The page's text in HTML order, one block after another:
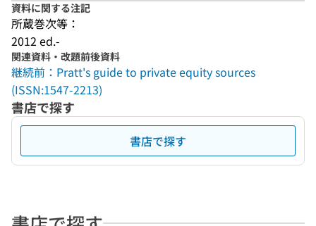
資料に関する注記
所蔵巻次等：
2012 ed.-
関連資料・改題前後資料
継続前：Pratt's guide to private equity sources
(ISSN:1547-2213)
書店で探す
書店で探す